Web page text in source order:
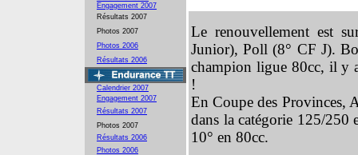
Engagement 2007
Résultats 2007
Photos 2007
Photos 2006
Résultats 2006
Calendrier 2007
Engagement 2007
Résultats 2007
Photos 2007
Résultats 2006
Photos 2006
Le renouvellement est
Junior), Poll (8° CF J).
champion ligue 80cc, il y
!
En Coupe des Provinces,
dans la catégorie 125/250
10° en 80cc.